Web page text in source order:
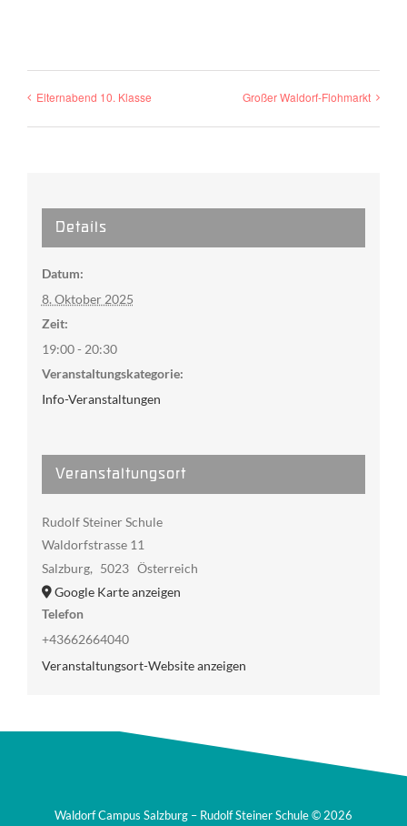
Elternabend 10. Klasse Großer Waldorf-Flohmarkt
Details
Datum:
8. Oktober 2025
Zeit:
19:00 - 20:30
Veranstaltungskategorie:
Info-Veranstaltungen
Veranstaltungsort
Rudolf Steiner Schule
Waldorfstrasse 11
Salzburg, 5023 Österreich
Google Karte anzeigen
Telefon
+43662664040
Veranstaltungsort-Website anzeigen
Waldorf Campus Salzburg – Rudolf Steiner Schule © 2026